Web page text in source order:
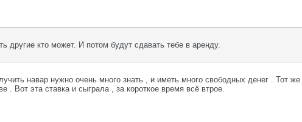
другие кто может. И потом будут сдавать тебе в аренду.
навар нужно очень много знать , и иметь много свободных денег . Тот
. Вот эта ставка и сыграла , за короткое время всё втрое.